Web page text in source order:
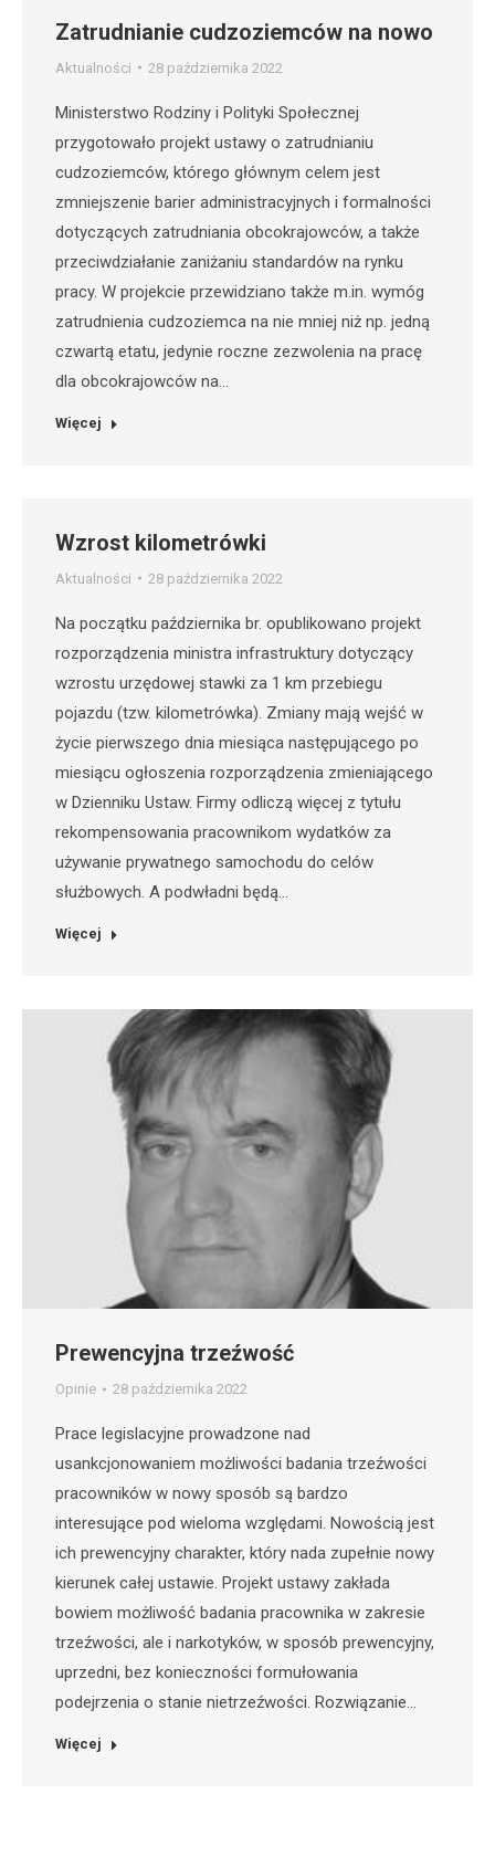
Zatrudnianie cudzoziemców na nowo
Aktualności 28 października 2022
Ministerstwo Rodziny i Polityki Społecznej
przygotowało projekt ustawy o zatrudnianiu
cudzoziemców, którego głównym celem jest
zmniejszenie barier administracyjnych i formalności
dotyczących zatrudniania obcokrajowców, a także
przeciwdziałanie zaniżaniu standardów na rynku
pracy. W projekcie przewidziano także m.in. wymóg
zatrudnienia cudzoziemca na nie mniej niż np. jedną
czwartą etatu, jedynie roczne zezwolenia na pracę
dla obcokrajowców na…
Więcej
Wzrost kilometrówki
Aktualności 28 października 2022
Na początku października br. opublikowano projekt
rozporządzenia ministra infrastruktury dotyczący
wzrostu urzędowej stawki za 1 km przebiegu
pojazdu (tzw. kilometrówka). Zmiany mają wejść w
życie pierwszego dnia miesiąca następującego po
miesiącu ogłoszenia rozporządzenia zmieniającego
w Dzienniku Ustaw. Firmy odliczą więcej z tytułu
rekompensowania pracownikom wydatków za
używanie prywatnego samochodu do celów
służbowych. A podwładni będą…
Więcej
Prewencyjna trzeźwość
Opinie 28 października 2022
Prace legislacyjne prowadzone nad
usankcjonowaniem możliwości badania trzeźwości
pracowników w nowy sposób są bardzo
interesujące pod wieloma względami. Nowością jest
ich prewencyjny charakter, który nada zupełnie nowy
kierunek całej ustawie. Projekt ustawy zakłada
bowiem możliwość badania pracownika w zakresie
trzeźwości, ale i narkotyków, w sposób prewencyjny,
uprzedni, bez konieczności formułowania
podejrzenia o stanie nietrzeźwości. Rozwiązanie…
Więcej